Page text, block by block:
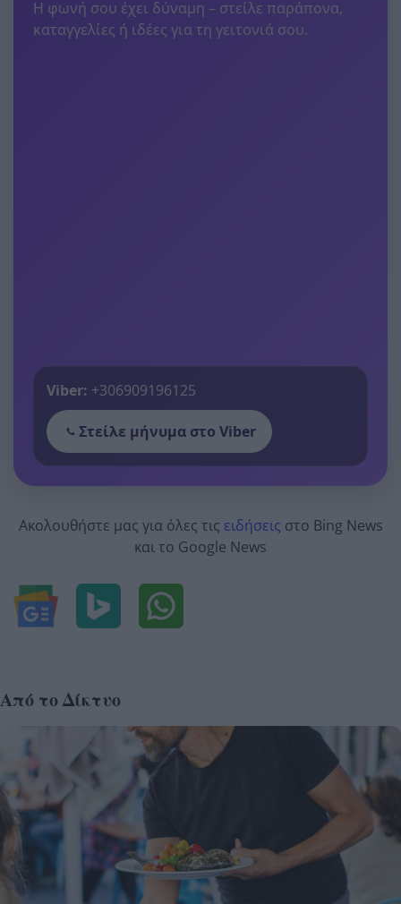
Η φωνή σου έχει δύναμη – στείλε παράπονα,
καταγγελίες ή ιδέες για τη γειτονιά σου.
Viber: +306909196125
Στείλε μήνυμα στο Viber
Ακολουθήστε μας για όλες τις ειδήσεις στο Bing News
και το Google News
Από το Δίκτυο